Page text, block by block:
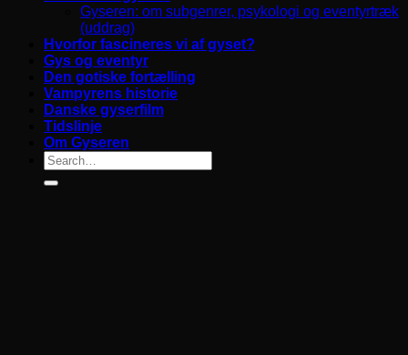
Gyseren: om subgenrer, psykologi og eventyrtræk
(uddrag)
Hvorfor fascineres vi af gyset?
Gys og eventyr
Den gotiske fortælling
Vampyrens historie
Danske gyserfilm
Tidslinje
Om Gyseren